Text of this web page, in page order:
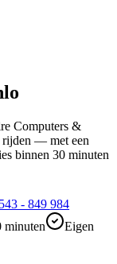
Computers &
rijden — met een
binnen 30 minuten
- 849 984
minuten
Eigen